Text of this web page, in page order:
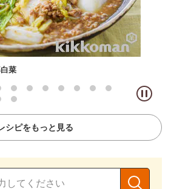
ま煮
シピをもっと見る